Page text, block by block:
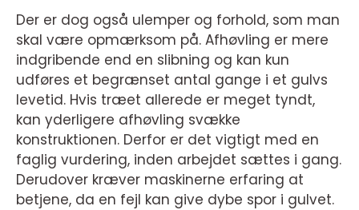
Der er dog også ulemper og forhold, som man
skal være opmærksom på. Afhøvling er mere
indgribende end en slibning og kan kun
udføres et begrænset antal gange i et gulvs
levetid. Hvis træet allerede er meget tyndt,
kan yderligere afhøvling svække
konstruktionen. Derfor er det vigtigt med en
faglig vurdering, inden arbejdet sættes i gang.
Derudover kræver maskinerne erfaring at
betjene, da en fejl kan give dybe spor i gulvet.